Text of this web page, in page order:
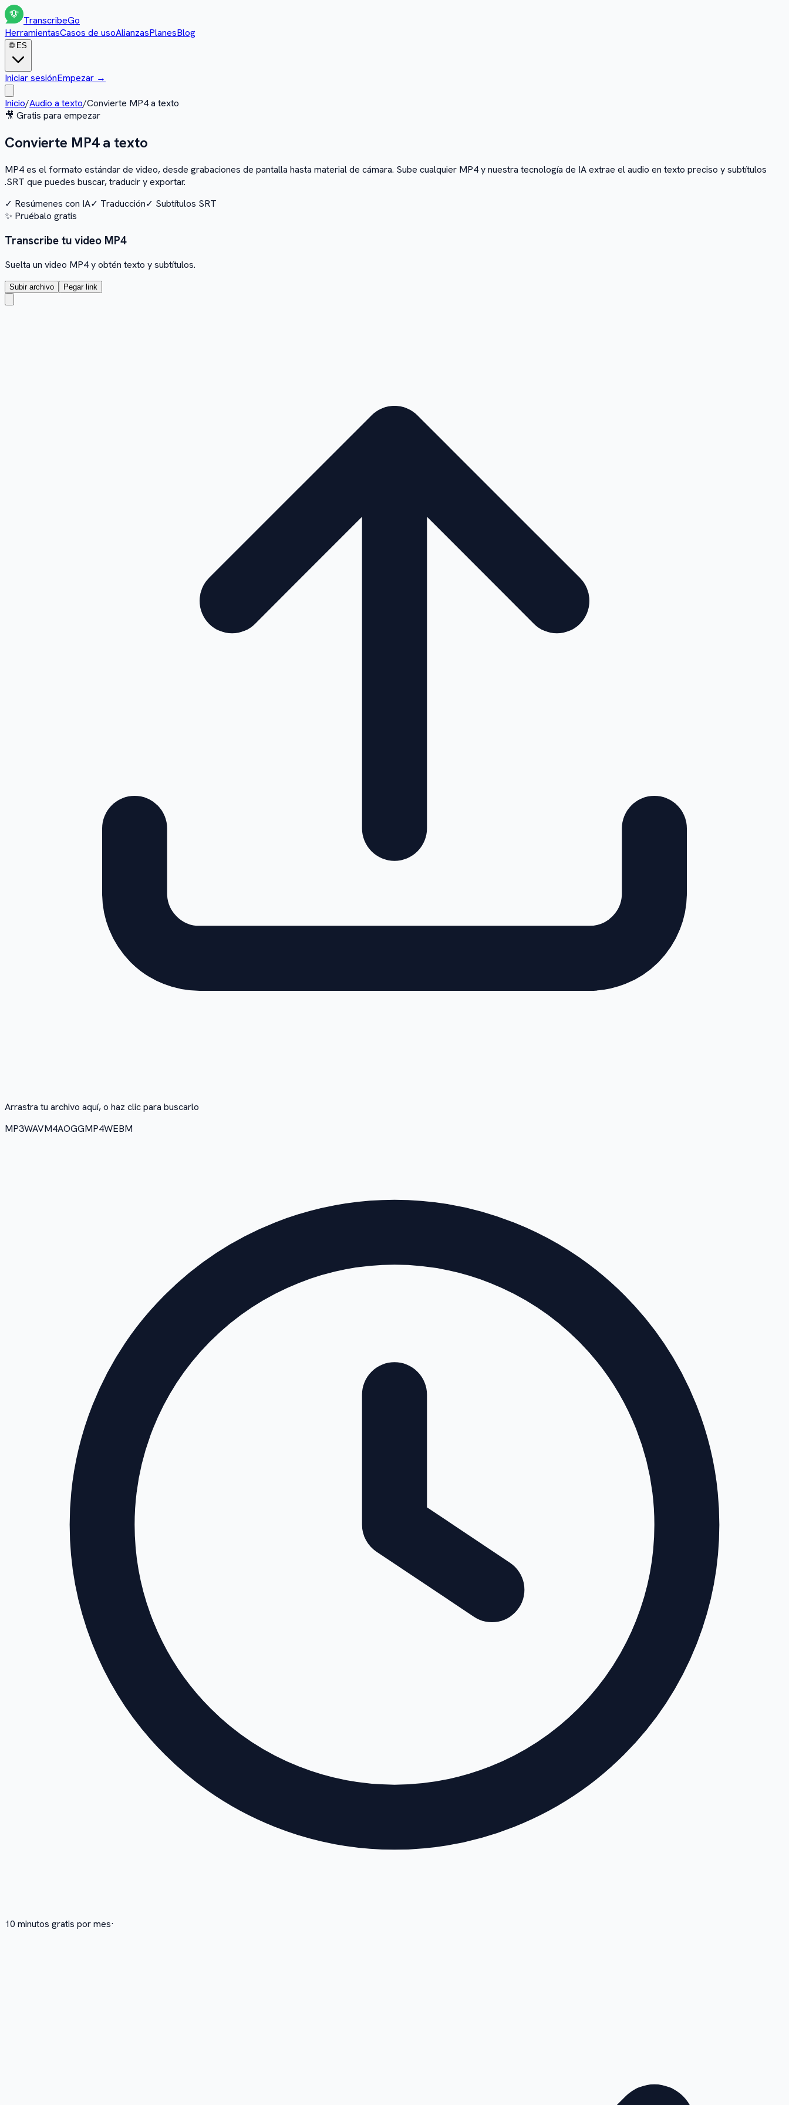
TranscribeGo
HerramientasCasos de usoAlianzasPlanesBlog
🌐 ES
Iniciar sesiónEmpezar →
Inicio/Audio a texto/Convierte MP4 a texto
🎥 Gratis para empezar
Convierte MP4 a texto
MP4 es el formato estándar de video, desde grabaciones de pantalla hasta material de cámara. Sube cualquier MP4 y nuestra tecnología de IA extrae el audio en texto preciso y subtítulos
.SRT que puedes buscar, traducir y exportar.
✓ Resúmenes con IA✓ Traducción✓ Subtítulos SRT
✨ Pruébalo gratis
Transcribe tu video MP4
Suelta un video MP4 y obtén texto y subtítulos.
Subir archivo Pegar link
Arrastra tu archivo aquí, o haz clic para buscarlo
MP3WAVM4AOGGMP4WEBM
10 minutos gratis por mes·